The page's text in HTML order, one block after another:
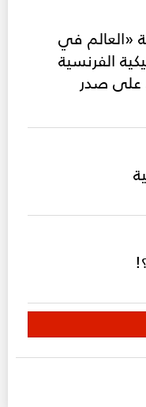
«العالم في
الفرنسية
على صدر